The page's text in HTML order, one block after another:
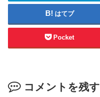
はてブ
Pocket
コメントを残す